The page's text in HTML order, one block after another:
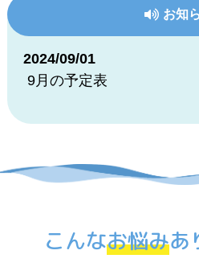
お知
2024/09/01
9月の予定表
こんなお悩みあ